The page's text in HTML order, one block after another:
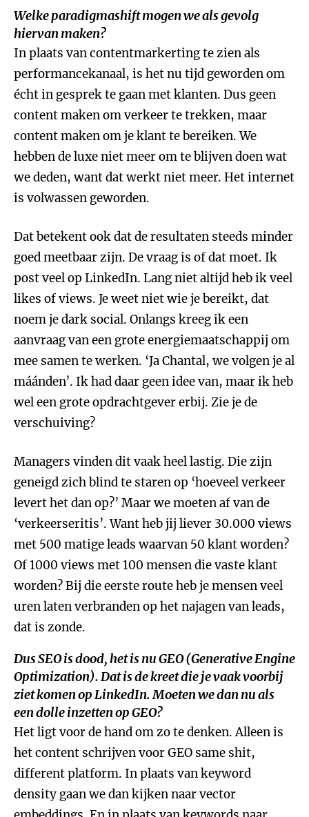
Welke paradigmashift mogen we als gevolg
hiervan maken?
In plaats van contentmarkerting te zien als
performancekanaal, is het nu tijd geworden om
écht in gesprek te gaan met klanten. Dus geen
content maken om verkeer te trekken, maar
content maken om je klant te bereiken. We
hebben de luxe niet meer om te blijven doen wat
we deden, want dat werkt niet meer. Het internet
is volwassen geworden.
Dat betekent ook dat de resultaten steeds minder
goed meetbaar zijn. De vraag is of dat moet. Ik
post veel op LinkedIn. Lang niet altijd heb ik veel
likes of views. Je weet niet wie je bereikt, dat
noem je dark social. Onlangs kreeg ik een
aanvraag van een grote energiemaatschappij om
mee samen te werken. ‘Ja Chantal, we volgen je al
máánden’. Ik had daar geen idee van, maar ik heb
wel een grote opdrachtgever erbij. Zie je de
verschuiving?
Managers vinden dit vaak heel lastig. Die zijn
geneigd zich blind te staren op ‘hoeveel verkeer
levert het dan op?’ Maar we moeten af van de
‘verkeerseritis’. Want heb jij liever 30.000 views
met 500 matige leads waarvan 50 klant worden?
Of 1000 views met 100 mensen die vaste klant
worden? Bij die eerste route heb je mensen veel
uren laten verbranden op het najagen van leads,
dat is zonde.
Dus SEO is dood, het is nu GEO (Generative Engine
Optimization). Dat is de kreet die je vaak voorbij
ziet komen op LinkedIn. Moeten we dan nu als
een dolle inzetten op GEO?
Het ligt voor de hand om zo te denken. Alleen is
het content schrijven voor GEO same shit,
different platform. In plaats van keyword
density gaan we dan kijken naar vector